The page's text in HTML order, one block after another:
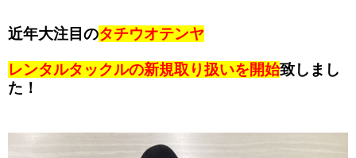
近年大注目のタチウオテンヤ
レンタルタックルの新規取り扱いを開始致しまし
た！